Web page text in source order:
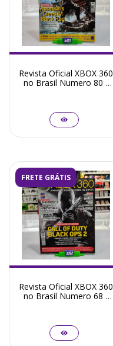
Revista Oficial XBOX 360
no Brasil Numero 80 -
FRETE GRÁTIS
Revista Oficial XBOX 360
no Brasil Numero 68 -